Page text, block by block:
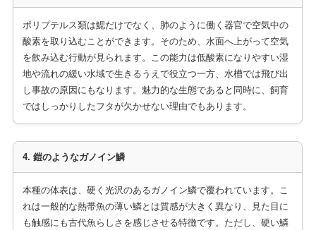
ポリプテルス類は鰓だけでなく、肺のように働く器官で空気中の
酸素を取り込むことができます。そのため、水面へ上がって空気
を飲み込む行動が見られます。この能力は低酸素になりやすい湿
地や流れの緩い水域で生きるうえで役立つ一方、水槽では飛び出
し事故の原因にもなります。魅力的な生態であると同時に、飼育
ではしっかりしたフタが欠かせない理由でもあります。
4. 鎧のようなガノイン鱗
本種の体表は、硬く光沢のあるガノイン鱗で覆われています。こ
れは一般的な熱帯魚の薄い鱗とは質感が大きく異なり、見た目に
も触感にも古代魚らしさを感じさせる特徴です。ただし、硬い鱗